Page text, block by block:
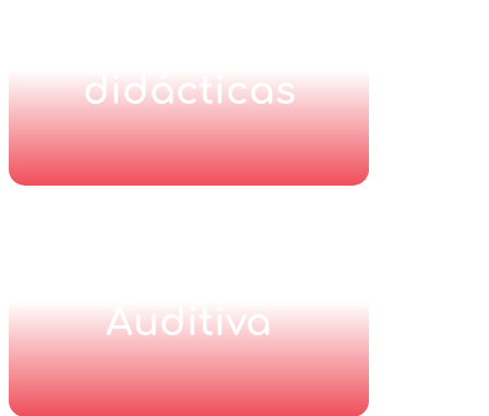
didácticas
Auditiva